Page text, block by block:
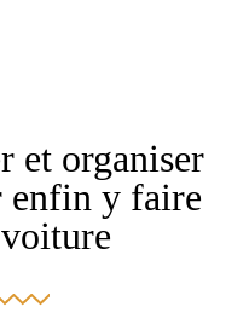
et organiser
enfin y faire